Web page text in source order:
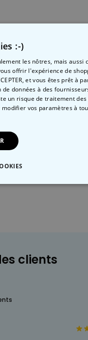
cadeux insolites
Jardinage
clients
:-)
les nôtres, mais aussi
offrir l'expérience de
et vous êtes prêt à
données à des
un risque de traitement des
vos paramètres à
COMMERCIALISATION